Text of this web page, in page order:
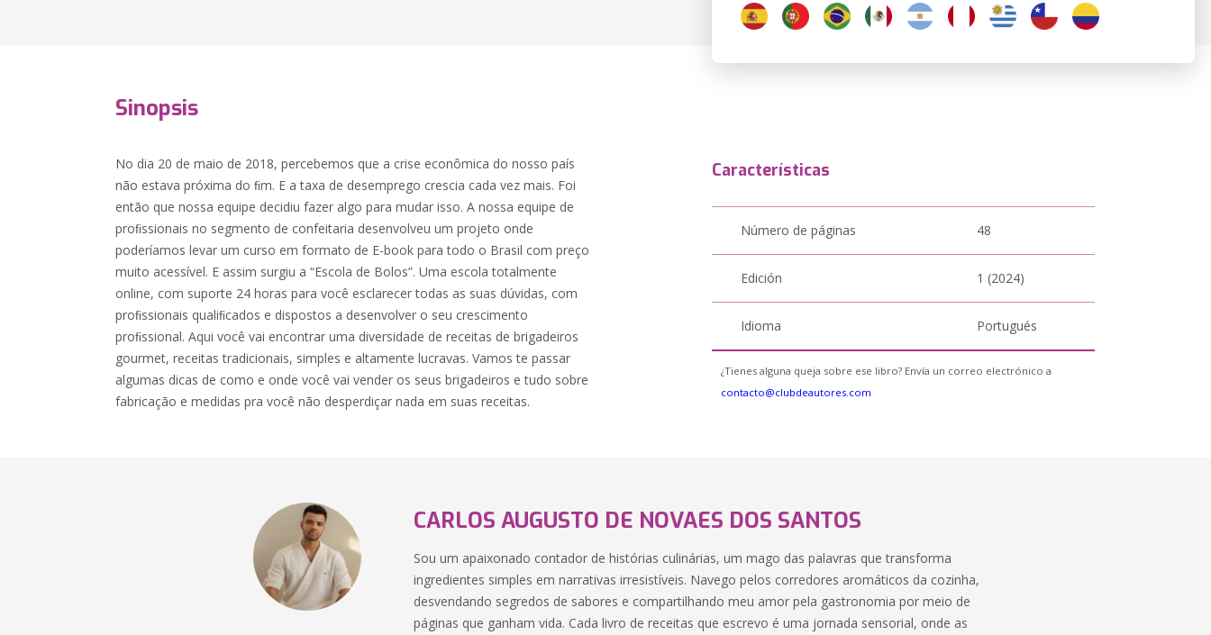
Sinopsis
No dia 20 de maio de 2018, percebemos que a crise econômica do nosso país
não estava próxima do ﬁm. E a taxa de desemprego crescia cada vez mais. Foi
então que nossa equipe decidiu fazer algo para mudar isso. A nossa equipe de
proﬁssionais no segmento de confeitaria desenvolveu um projeto onde
poderíamos levar um curso em formato de E-book para todo o Brasil com preço
muito acessível. E assim surgiu a “Escola de Bolos”. Uma escola totalmente
online, com suporte 24 horas para você esclarecer todas as suas dúvidas, com
proﬁssionais qualiﬁcados e dispostos a desenvolver o seu crescimento
proﬁssional. Aqui você vai encontrar uma diversidade de receitas de brigadeiros
gourmet, receitas tradicionais, simples e altamente lucravas. Vamos te passar
algumas dicas de como e onde você vai vender os seus brigadeiros e tudo sobre
fabricação e medidas pra você não desperdiçar nada em suas receitas.
Características
Número de páginas 48
Edición 1 (2024)
Idioma Portugués
¿Tienes alguna queja sobre ese libro? Envía un correo electrónico a
contacto@clubdeautores.com
CARLOS AUGUSTO DE NOVAES DOS SANTOS
Sou um apaixonado contador de histórias culinárias, um mago das palavras que transforma
ingredientes simples em narrativas irresistíveis. Navego pelos corredores aromáticos da cozinha,
desvendando segredos de sabores e compartilhando meu amor pela gastronomia por meio de
páginas que ganham vida. Cada livro de receitas que escrevo é uma jornada sensorial, onde as